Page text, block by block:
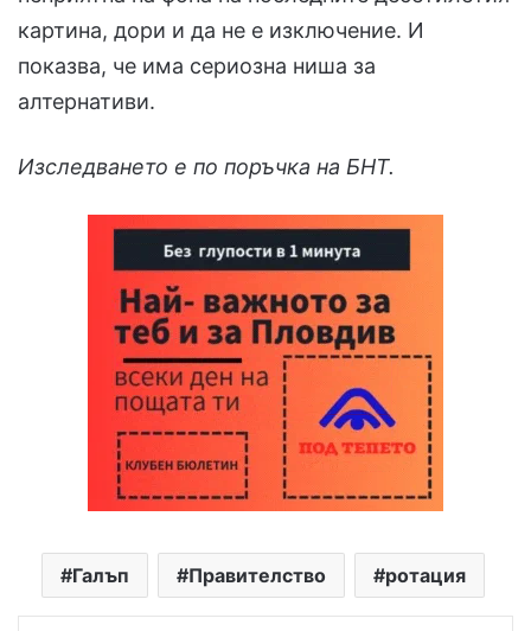
картина, дори и да не е изключение. И
показва, че има сериозна ниша за
алтернативи.
Изследването е по поръчка на БНТ.
Галъп Правителство ротация